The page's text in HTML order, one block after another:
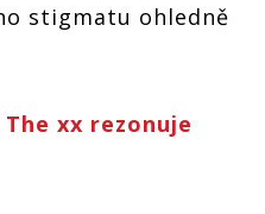
stigmatu ohledně
The xx rezonuje